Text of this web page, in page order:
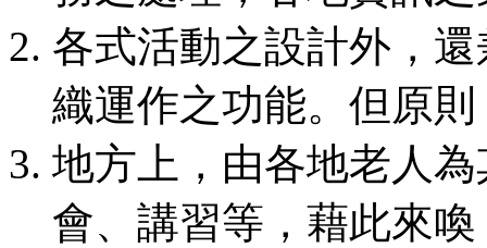
各式活動之設計外，
織運作之功能。但原
地方上，由各地老人
會、講習等，藉此來